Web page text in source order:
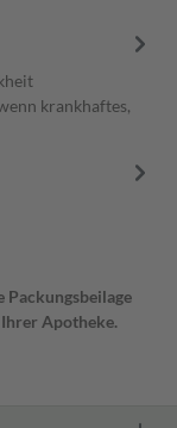
krankhaftes,
Packungsbeilage
Apotheke.